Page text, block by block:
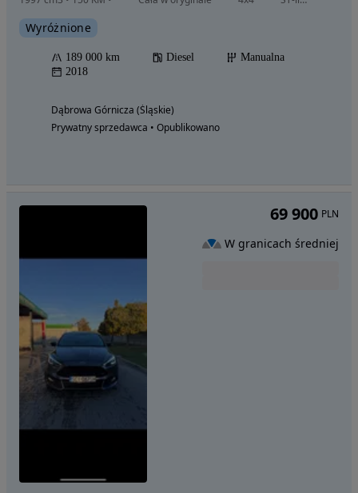
Wyróżnione
189 000 km Diesel
Manualna
2018
Dąbrowa Górnicza (Śląskie)
Prywatny sprzedawca • Opublikowano
69 900 PLN
W granicach średniej